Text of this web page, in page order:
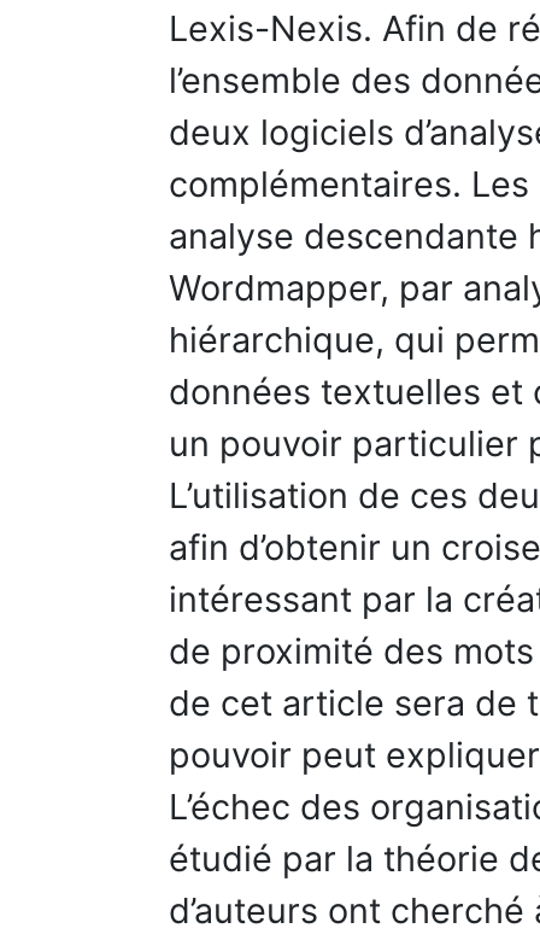
Lexis-Nexis. Afin de
l’ensemble des
deux logiciels
complémentaires.
analyse descendante
Wordmapper, par
hiérarchique, qui
données textuelles et
un pouvoir particulier
L’utilisation de ces
afin d’obtenir un
intéressant par la
de proximité des
de cet article sera de
pouvoir peut
L’échec des
étudié par la théorie
d’auteurs ont